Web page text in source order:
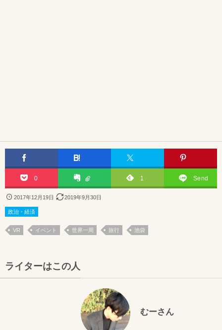
0 1 Send
2017年12月19日 2019年9月30日
政治・経済
VR イベント 世界一周 旅行 池袋
ライターはこの人
むーさん